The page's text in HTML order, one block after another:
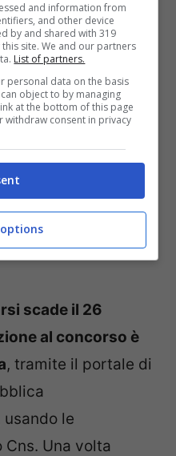
età,
e politici,
attivo, non aver
reati che
presso la
e non essere
o licenziati da un
scade il 26
al concorso è
, tramite il portale di
usando le
Una volta
and information from
and other device
by and shared with 319
site. We and our partners
List of partners.
personal data on the basis
object to by managing
at the bottom of this page
withdraw consent in privacy